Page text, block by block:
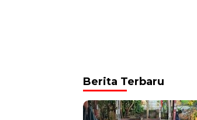
Berita Terbaru